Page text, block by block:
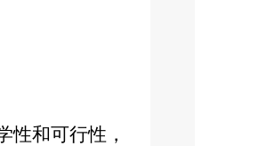
性和可行性，